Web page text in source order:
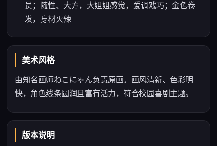
员；随性、大方，大姐姐感觉，爱调戏巧；金色卷
发，身材火辣
美术风格
由知名画师ねこにゃん负责原画。画风清新、色彩明
快，角色线条圆润且富有活力，符合校园喜剧主题。
版本说明